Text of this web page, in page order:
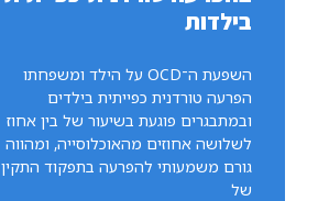
בילדות
השפעת ה־OCD על הילד ומשפחתו
הפרעה טורדנית כפייתית בילדים
ובמתבגרים פוגעת בשיעור של בין אחוז
לשלושה אחוזים מהאוכלוסייה, ומהווה
גורם משמעותי להפרעה בתפקוד התקין
של